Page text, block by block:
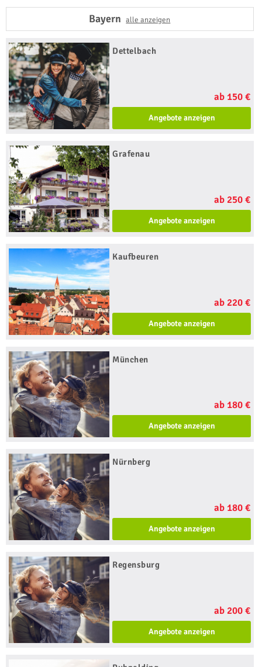
Bayernalle anzeigen
Dettelbach
ab 150 €
Angebote anzeigen
Grafenau
ab 250 €
Angebote anzeigen
Kaufbeuren
ab 220 €
Angebote anzeigen
München
ab 180 €
Angebote anzeigen
Nürnberg
ab 180 €
Angebote anzeigen
Regensburg
ab 200 €
Angebote anzeigen